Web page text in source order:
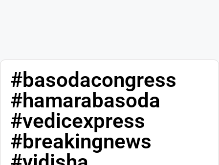
#basodacongress
#hamarabasoda
#vedicexpress
#breakingnews